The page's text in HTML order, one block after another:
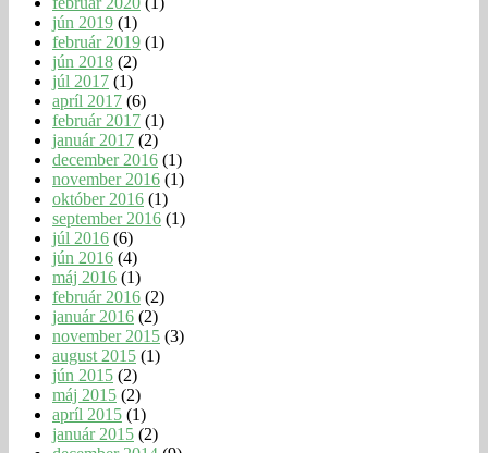
jún 2019 (1)
február 2019 (1)
jún 2018 (2)
júl 2017 (1)
apríl 2017 (6)
február 2017 (1)
január 2017 (2)
december 2016 (1)
november 2016 (1)
október 2016 (1)
september 2016 (1)
júl 2016 (6)
jún 2016 (4)
máj 2016 (1)
február 2016 (2)
január 2016 (2)
november 2015 (3)
august 2015 (1)
jún 2015 (2)
máj 2015 (2)
apríl 2015 (1)
január 2015 (2)